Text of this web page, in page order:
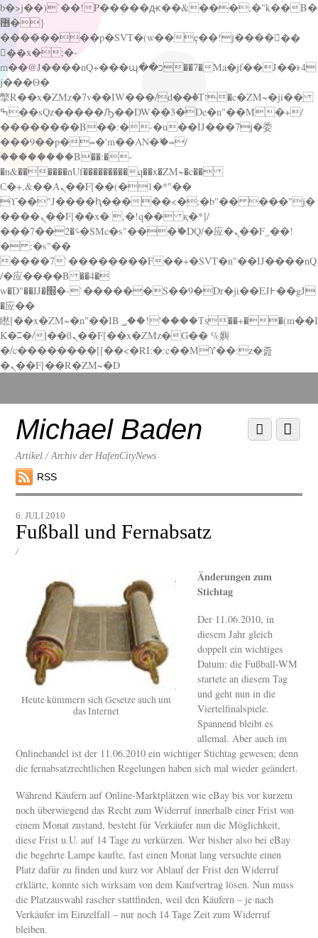
b�>j��)΄��!P�����ԫ��&���;�"k��B�
޶�}
��������p�SVT�(w��ę��!j������
��x�;�-
m��@J����nQ+���պ��כ��7�Ma�jf��J��ͱ4
j���Ѳ�
撆R��x�ZMz�7v��IW���/d��ٞ�Тז�c�ZM~�ji��
ߒ��sQz�����Ԡ��DW��3�De�n"��M�+/
��������B��:�-�u��IJ���7j�委
���9��p�=�'m��AN�ޭ�=/
��������B��:�-
�n&������nUf���������q��x�ZM~�c��
Ϲ�+,&��Ὰܢ��F[��(�1�*"��
ϒ��"J����ԧ�����<�;�b"�� ���"j�
����ܢ��F[��x� ,�!q�� қ�*]/
���؝�2��7�SMc�s"���ޭ�DQ/�应�ܢ��F_��!
� :�s"��
����7`��������F��+�SVT�n"��IJ����nQ
/�应����B ��4�
w�D"��IJ�׭�-`������S��9�Dr�ji��EJ߅��gJ
�应��
矁[��x�ZM~�n"��IB؃��!'����Тѕ��+��(m��I
K�ʭ�/|��ϐܢ��F[��x�ZMz�G�� %嬩
�/c��������[[��<�RI:�:c��MΎ��:z�졾
�ܢ��F[��R�ZM~�D
down
contentMichael Baden
Artikel / Archiv der HafenCityNews
RSS
Menu
Scroll
down
6. JULI 2010
Fußball und Fernabsatz
/
Heute kümmern sich Gesetze auch um
das Internet
Änderungen zum
Stichtag
Der 11.06.2010, in
diesem Jahr gleich
doppelt ein wichtiges
Datum: die Fußball-WM
startete an diesem Tag
und geht nun in die
Viertelfinalspiele.
Spannend bleibt es
allemal. Aber auch im
Onlinehandel ist der 11.06.2010 ein wichtiger Stichtag gewesen; denn
die fernabsatzrechtlichen Regelungen haben sich mal wieder geändert.
Während Käufern auf Online-Marktplätzen wie eBay bis vor kurzem
noch überwiegend das Recht zum Widerruf innerhalb einer Frist von
einem Monat zustand, besteht für Verkäufer nun die Möglichkeit,
diese Frist u.U. auf 14 Tage zu verkürzen. Wer bisher also bei eBay
die begehrte Lampe kaufte, fast einen Monat lang versuchte einen
Platz dafür zu finden und kurz vor Ablauf der Frist den Widerruf
erklärte, konnte sich wirksam von dem Kaufvertrag lösen. Nun muss
die Platzauswahl rascher stattfinden, weil den Käufern – je nach
Verkäufer im Einzelfall – nur noch 14 Tage Zeit zum Widerruf
bleiben.